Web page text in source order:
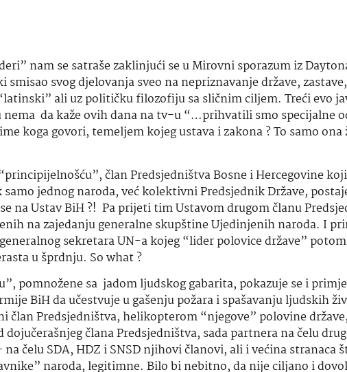
nam se satraše zaklinjući se u Mirovni sporazum iz
svog djelovanja sveo na nepriznavanje države,
ali uz političku filozofiju sa sličnim ciljem. Treći evo
nema da kaže ovih dana na tv-u “…prihvatili smo specijalne
koga govori, temeljem kojeg ustava i zakona ? To samo ona
član Predsjedništva Bosne i Hercegovine koji
jednog naroda, već kolektivni Predsjednik Države,
na Ustav BiH ?! Pa prijeti tim Ustavom drugom članu
na zajedanju generalne skupštine Ujedinjenih naroda. I
sekretara UN-a kojeg “lider polovice države”
u šprdnju. So what ?
pomnožene sa jadom ljudskog gabarita, pokazuje se i
BiH da učestvuje u gašenju požara i spašavanju ljudskih
član Predsjedništva, helikopterom “njegove” polovine
člana Predsjedništva, sada partnera na čelu
čelu SDA, HDZ i SNSD njihovi članovi, ali i većina stranaca
naroda, legitimne. Bilo bi nebitno, da nije ciljano i